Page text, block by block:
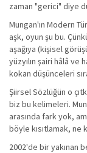
zaman "gerici" diye
Mungan'ın Modern
aşk, oyun şu bu.
aşağıya (kişisel
yüzyılın şairi hâlâ ve
kokan düşünceleri
Şiirsel Sözlüğün o
biz bu kelimeleri.
arasında fark yok,
böyle kısıtlamak,
2002'de bir yakınan